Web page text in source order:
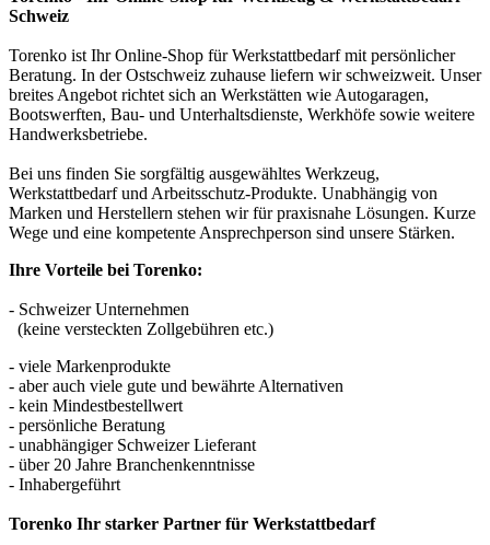
Schweiz
Torenko ist Ihr Online-Shop für Werkstattbedarf mit persönlicher
Beratung. In der Ostschweiz zuhause liefern wir schweizweit. Unser
breites Angebot richtet sich an Werkstätten wie Autogaragen,
Bootswerften, Bau- und Unterhaltsdienste, Werkhöfe sowie weitere
Handwerksbetriebe.
Bei uns finden Sie sorgfältig ausgewähltes Werkzeug,
Werkstattbedarf und Arbeitsschutz-Produkte. Unabhängig von
Marken und Herstellern stehen wir für praxisnahe Lösungen. Kurze
Wege und eine kompetente Ansprechperson sind unsere Stärken.
Ihre Vorteile bei Torenko:
- Schweizer Unternehmen
(keine versteckten Zollgebühren etc.)
- viele Markenprodukte
- aber auch viele gute und bewährte Alternativen
- kein Mindestbestellwert
- persönliche Beratung
- unabhängiger Schweizer Lieferant
- über 20 Jahre Branchenkenntnisse
- Inhabergeführt
Torenko Ihr starker Partner für Werkstattbedarf